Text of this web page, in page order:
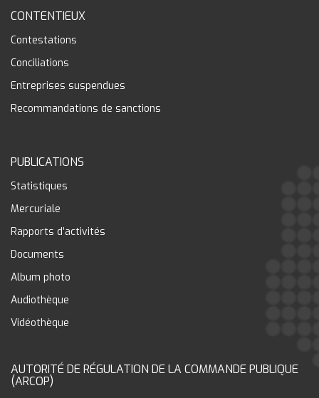
CONTENTIEUX
Contestations
Conciliations
Entreprises suspendues
Recommandations de sanctions
PUBLICATIONS
Statistiques
Mercuriale
Rapports d’activités
Documents
Album photo
Audiothèque
Vidéothèque
AUTORITÉ DE RÉGULATION DE LA COMMANDE PUBLIQUE
(ARCOP)